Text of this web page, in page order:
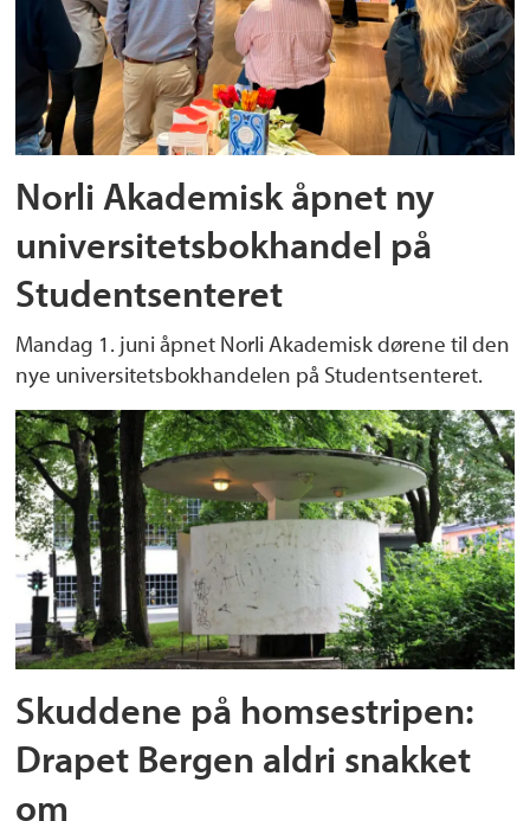
Norli Akademisk åpnet ny
universitetsbokhandel på
Studentsenteret
Mandag 1. juni åpnet Norli Akademisk dørene til den
nye universitetsbokhandelen på Studentsenteret.
Skuddene på homsestripen:
Drapet Bergen aldri snakket
om